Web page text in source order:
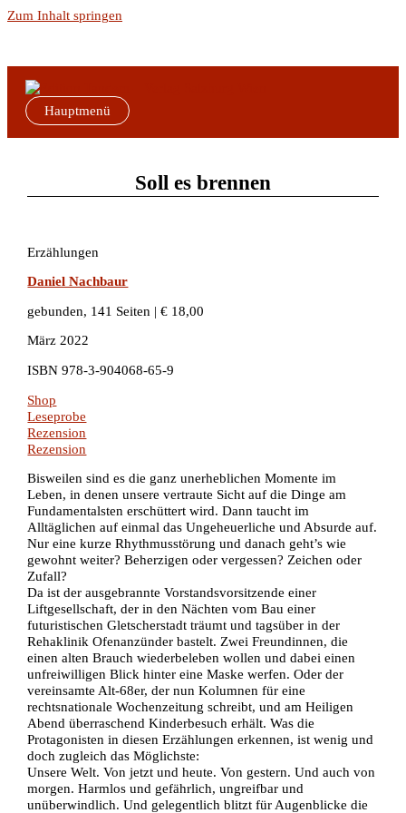
Zum Inhalt springen
Hauptmenü
Soll es brennen
Erzählungen
Daniel Nachbaur
gebunden, 141 Seiten | € 18,00
März 2022
ISBN 978-3-904068-65-9
Shop
Leseprobe
Rezension
Rezension
Bisweilen sind es die ganz unerheblichen Momente im
Leben, in denen unsere vertraute Sicht auf die Dinge am
Fundamentalsten erschüttert wird. Dann taucht im
Alltäglichen auf einmal das Ungeheuerliche und Absurde auf.
Nur eine kurze Rhythmusstörung und danach geht’s wie
gewohnt weiter? Beherzigen oder vergessen? Zeichen oder
Zufall?
Da ist der ausgebrannte Vorstandsvorsitzende einer
Liftgesellschaft, der in den Nächten vom Bau einer
futuristischen Gletscherstadt träumt und tagsüber in der
Rehaklinik Ofenanzünder bastelt. Zwei Freundinnen, die
einen alten Brauch wiederbeleben wollen und dabei einen
unfreiwilligen Blick hinter eine Maske werfen. Oder der
vereinsamte Alt-68er, der nun Kolumnen für eine
rechtsnationale Wochenzeitung schreibt, und am Heiligen
Abend überraschend Kinderbesuch erhält. Was die
Protagonisten in diesen Erzählungen erkennen, ist wenig und
doch zugleich das Möglichste:
Unsere Welt. Von jetzt und heute. Von gestern. Und auch von
morgen. Harmlos und gefährlich, ungreifbar und
unüberwindlich. Und gelegentlich blitzt für Augenblicke die